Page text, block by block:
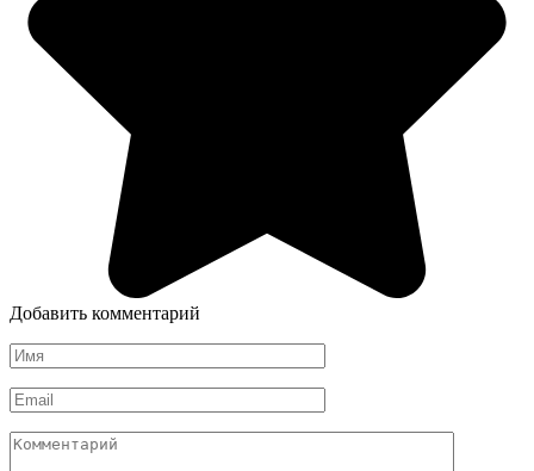
Добавить комментарий
Имя
*
Email
*
Комментарий